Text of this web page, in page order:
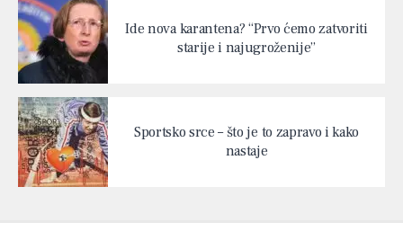
Ide nova karantena? “Prvo ćemo zatvoriti
starije i najugroženije”
Sportsko srce – što je to zapravo i kako
nastaje